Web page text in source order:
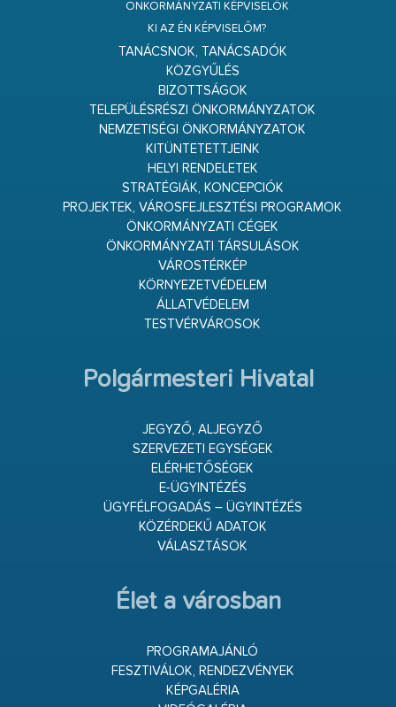
ÖNKORMÁNYZATI KÉPVISELŐK
KI AZ ÉN KÉPVISELŐM?
TANÁCSNOK, TANÁCSADÓK
KÖZGYŰLÉS
BIZOTTSÁGOK
TELEPÜLÉSRÉSZI ÖNKORMÁNYZATOK
NEMZETISÉGI ÖNKORMÁNYZATOK
KITÜNTETETTJEINK
HELYI RENDELETEK
STRATÉGIÁK, KONCEPCIÓK
PROJEKTEK, VÁROSFEJLESZTÉSI PROGRAMOK
ÖNKORMÁNYZATI CÉGEK
ÖNKORMÁNYZATI TÁRSULÁSOK
VÁROSTÉRKÉP
KÖRNYEZETVÉDELEM
ÁLLATVÉDELEM
TESTVÉRVÁROSOK
Polgármesteri Hivatal
JEGYZŐ, ALJEGYZŐ
SZERVEZETI EGYSÉGEK
ELÉRHETŐSÉGEK
E-ÜGYINTÉZÉS
ÜGYFÉLFOGADÁS – ÜGYINTÉZÉS
KÖZÉRDEKŰ ADATOK
VÁLASZTÁSOK
Élet a városban
PROGRAMAJÁNLÓ
FESZTIVÁLOK, RENDEZVÉNYEK
KÉPGALÉRIA